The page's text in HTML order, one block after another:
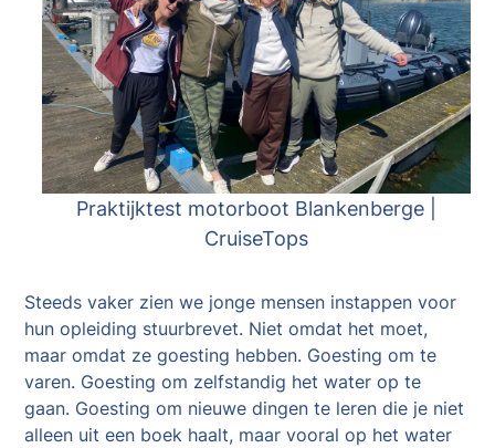
Praktijktest motorboot Blankenberge |
CruiseTops
Steeds vaker zien we jonge mensen instappen voor
hun opleiding stuurbrevet. Niet omdat het moet,
maar omdat ze goesting hebben. Goesting om te
varen. Goesting om zelfstandig het water op te
gaan. Goesting om nieuwe dingen te leren die je niet
alleen uit een boek haalt, maar vooral op het water